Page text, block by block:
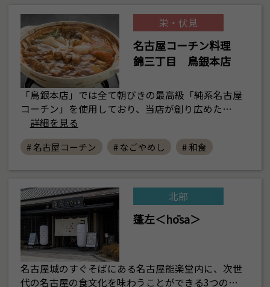
栄・伏見
名古屋コーチン料理
錦三丁目 鳥銀本店
「鳥銀本店」では全て朝びきの最高級「純系名古屋
コーチン」を使用しており、当店が創り広めた…
詳細を見る
# 名古屋コーチン # なごやめし # 和食
北部
蓬左＜hōsa＞
名古屋城のすぐそばにある名古屋能楽堂内に、次世
代の名古屋の食文化を味わうことができる3つの…